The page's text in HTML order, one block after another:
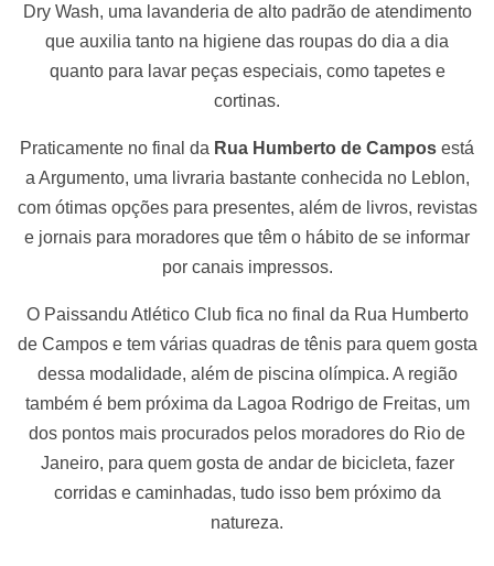
Dry Wash, uma lavanderia de alto padrão de atendimento
que auxilia tanto na higiene das roupas do dia a dia
quanto para lavar peças especiais, como tapetes e
cortinas.
Praticamente no final da Rua Humberto de Campos está
a Argumento, uma livraria bastante conhecida no Leblon,
com ótimas opções para presentes, além de livros, revistas
e jornais para moradores que têm o hábito de se informar
por canais impressos.
O Paissandu Atlético Club fica no final da Rua Humberto
de Campos e tem várias quadras de tênis para quem gosta
dessa modalidade, além de piscina olímpica. A região
também é bem próxima da Lagoa Rodrigo de Freitas, um
dos pontos mais procurados pelos moradores do Rio de
Janeiro, para quem gosta de andar de bicicleta, fazer
corridas e caminhadas, tudo isso bem próximo da
natureza.